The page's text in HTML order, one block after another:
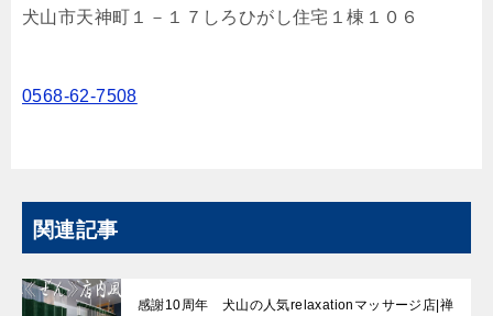
犬山市天神町１－１７しろひがし住宅１棟１０６
0568-62-7508
関連記事
感謝10周年 犬山の人気relaxationマッサージ店|禅